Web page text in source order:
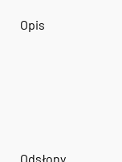
Opis
Odsłony